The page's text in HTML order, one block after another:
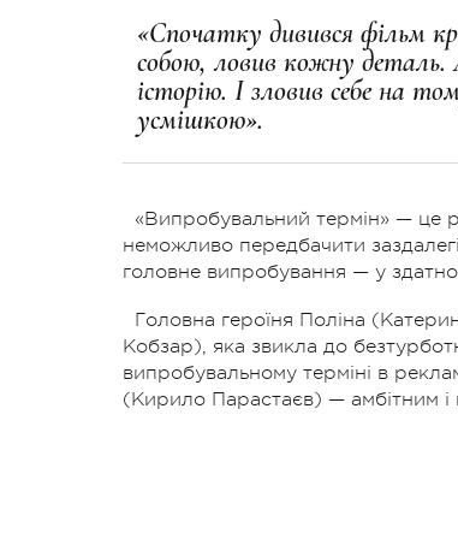
«Спочатку дивився фільм
собою, ловив кожну деталь.
історію. І зловив себе на
усмішкою».
«Випробувальний термін» — це
неможливо передбачити
головне випробування — у
Головна героїня Поліна
Кобзар), яка звикла до
випробувальному терміні в
(Кирило Парастаєв) — амбітним і